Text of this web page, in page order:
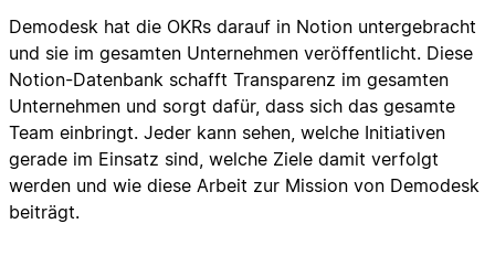
Demodesk hat die OKRs darauf in Notion untergebracht
und sie im gesamten Unternehmen veröffentlicht. Diese
Notion-Datenbank schafft Transparenz im gesamten
Unternehmen und sorgt dafür, dass sich das gesamte
Team einbringt. Jeder kann sehen, welche Initiativen
gerade im Einsatz sind, welche Ziele damit verfolgt
werden und wie diese Arbeit zur Mission von Demodesk
beiträgt.